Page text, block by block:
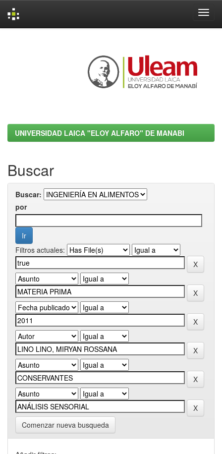
UNIVERSIDAD LAICA "ELOY ALFARO" DE MANABI
Buscar
Buscar:
por
Filtros actuales:
Comenzar nueva busqueda